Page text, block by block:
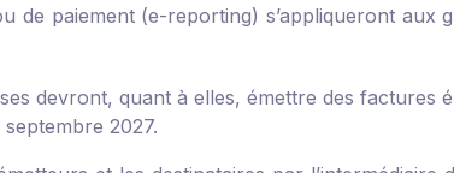
de paiement (e-reporting) s’appliqueront aux
devront, quant à elles, émettre des factures
septembre 2027.